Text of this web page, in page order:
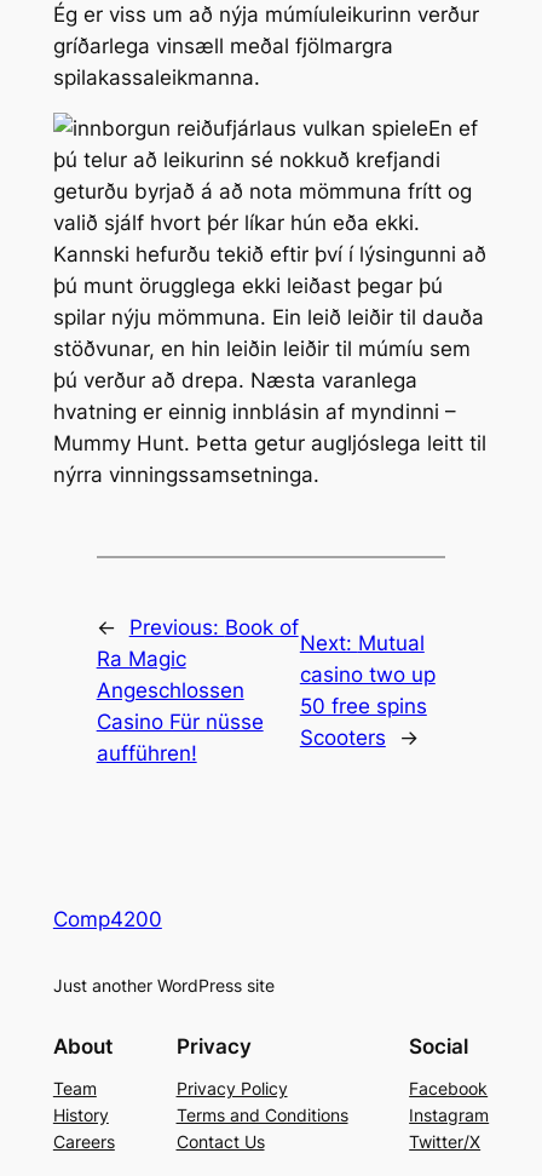
Ég er viss um að nýja múmíuleikurinn verður
gríðarlega vinsæll meðal fjölmargra
spilakassaleikmanna.
En ef
þú telur að leikurinn sé nokkuð krefjandi
geturðu byrjað á að nota mömmuna frítt og
valið sjálf hvort þér líkar hún eða ekki.
Kannski hefurðu tekið eftir því í lýsingunni að
þú munt örugglega ekki leiðast þegar þú
spilar nýju mömmuna. Ein leið leiðir til dauða
stöðvunar, en hin leiðin leiðir til múmíu sem
þú verður að drepa. Næsta varanlega
hvatning er einnig innblásin af myndinni –
Mummy Hunt. Þetta getur augljóslega leitt til
nýrra vinningssamsetninga.
← Previous: Book of
Ra Magic
Angeschlossen
Casino Für nüsse
aufführen!
Next: Mutual
casino two up
50 free spins
Scooters
→
Comp4200
Just another WordPress site
About
Team
History
Careers
Privacy
Privacy Policy
Terms and Conditions
Contact Us
Social
Facebook
Instagram
Twitter/X